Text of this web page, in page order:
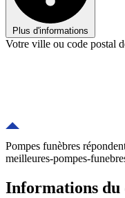
Plus d'informations
Votre ville ou code postal
Pompes funèbres
meilleures-pompes-
Informations du